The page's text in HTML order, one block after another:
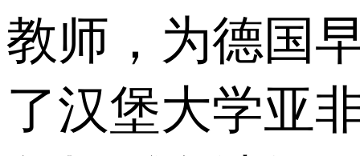
教师，为德国
了汉堡大学亚